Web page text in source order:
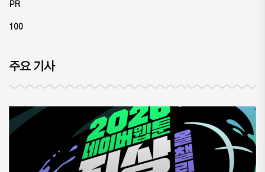
PR
100
주요 기사